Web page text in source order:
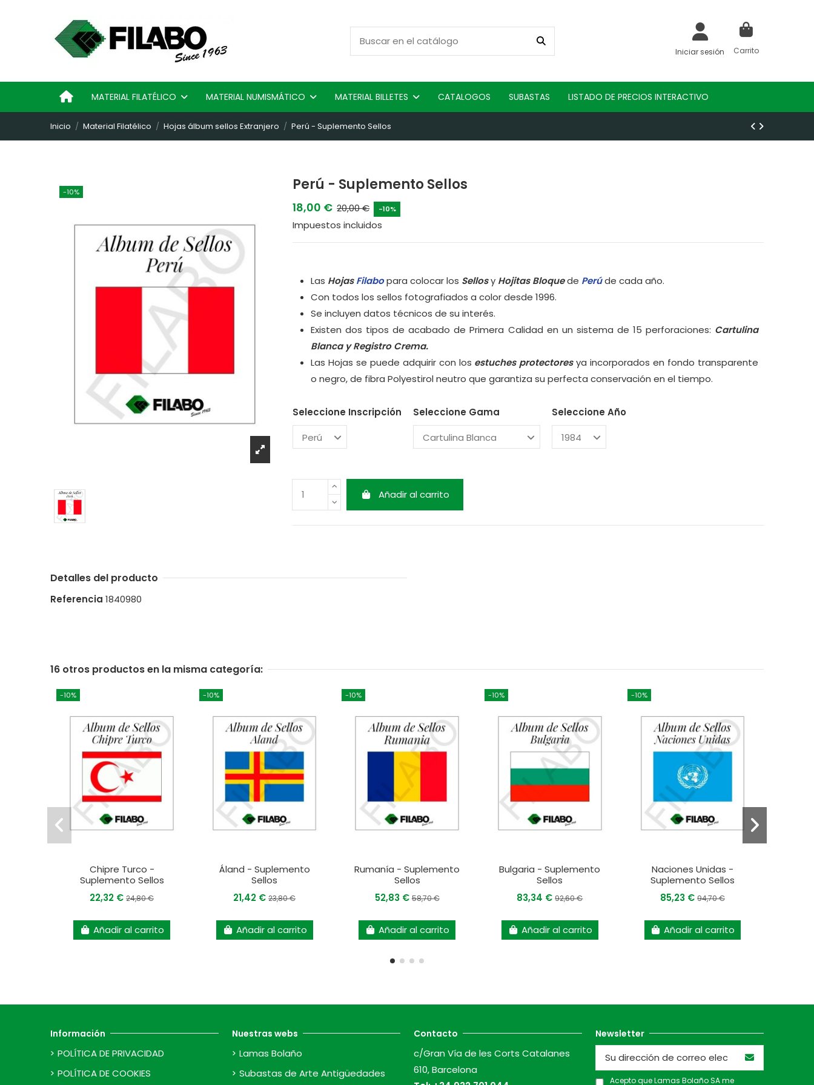
Iniciar sesión Carrito
MATERIAL FILATÉLICO MATERIAL NUMISMÁTICO MATERIAL BILLETES CATALOGOS SUBASTAS LISTADO DE PRECIOS INTERACTIVO
Inicio Material Filatélico Hojas álbum sellos Extranjero Perú - Suplemento Sellos
-10% Perú - Suplemento Sellos
18,00 € 20,00 € -10%
Impuestos incluidos
Las HojasFilabopara colocar los Sellosy Hojitas Bloquede Perúde cada año.
Con todos los sellos fotografiados a color desde 1996.
Se incluyen datos técnicos de su interés.
Existen dos tipos de acabado de Primera Calidad en un sistema de 15 perforaciones: Cartulina
Blanca yRegistro Crema.
Las Hojas se puede adquirir con los estuches protectoresya incorporados en fondo transparente
o negro, de fibra Polyestirol neutro que garantiza su perfecta conservación en el tiempo.
Seleccione Inscripción Seleccione Gama Seleccione Año
Añadir al carrito
Detalles del producto
Referencia 1840980
16 otros productos en la misma categoría:
-10%
Chipre Turco -
Suplemento Sellos
22,32 €24,80 €
Añadir al carrito
-10%
Áland - Suplemento
Sellos
21,42 €23,80 €
Añadir al carrito
-10%
Rumanía - Suplemento
Sellos
52,83 €58,70 €
Añadir al carrito
-10%
Bulgaria - Suplemento
Sellos
83,34 €92,60 €
Añadir al carrito
-10%
Naciones Unidas -
Suplemento Sellos
85,23 € 94,70 €
Añadir al carrito
Información
POLÍTICA DE PRIVACIDAD
POLÍTICA DE COOKIES
Nuestras webs
Lamas Bolaño
Subastas de Arte Antigüedades
Contacto
c/Gran Vía de les Corts Catalanes
610, Barcelona
Newsletter
Acepto que Lamas Bolaño SA me